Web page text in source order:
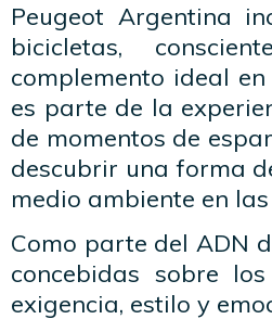
Peugeot Argentina
bicicletas,
complemento ideal
es parte de la
de momentos de
descubrir una forma
medio ambiente en
Como parte del ADN
concebidas sobre
exigencia, estilo y